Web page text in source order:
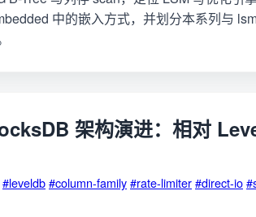
中的嵌入方式，并划分本系列与
架构演进：相对
#leveldb#column-family#rate-limiter#direct-io